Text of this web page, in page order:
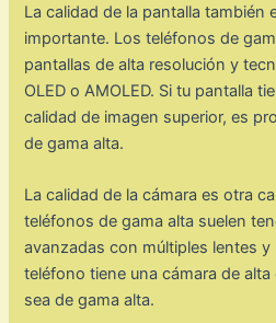
La calidad de la pantalla también
importante. Los teléfonos de
pantallas de alta resolución y
OLED o AMOLED. Si tu pantalla
calidad de imagen superior, es
de gama alta.
La calidad de la cámara es otra
teléfonos de gama alta suelen
avanzadas con múltiples lentes
teléfono tiene una cámara de
sea de gama alta.